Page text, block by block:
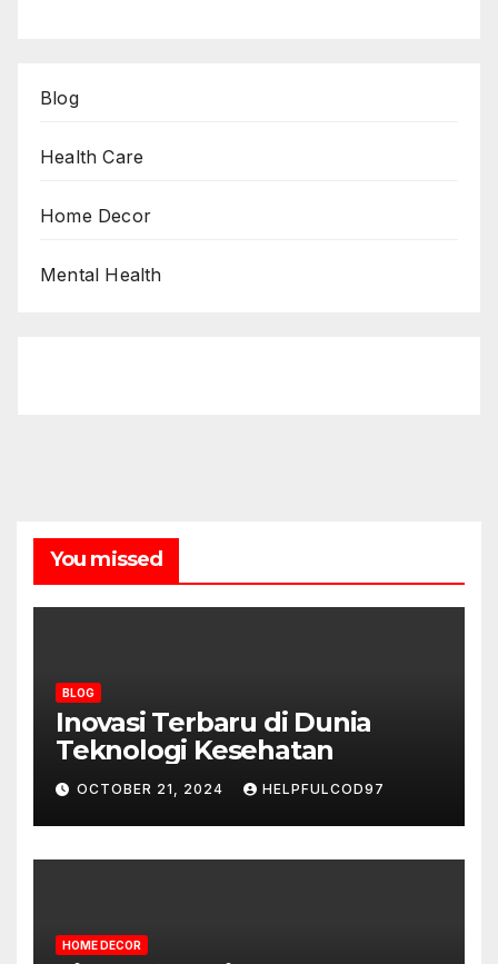
Blog
Health Care
Home Decor
Mental Health
You missed
BLOG
Inovasi Terbaru di Dunia
Teknologi Kesehatan
OCTOBER 21, 2024 HELPFULCOD97
HOME DECOR